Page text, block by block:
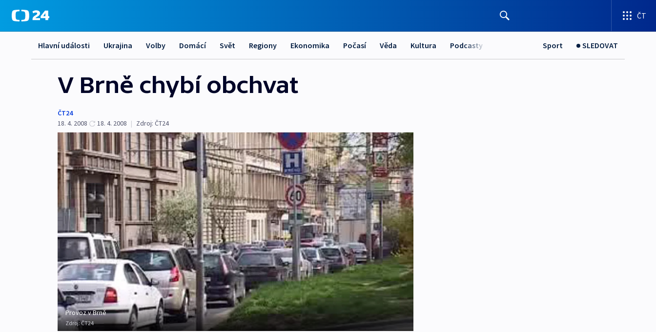
ČT
Hlavní události Ukrajina Volby Domácí Svět Regiony Ekonomika Počasí Věda Kultura Podcasty Sport SLEDOVAT
V Brně chybí obchvat
ČT24
18. 4. 2008
18. 4. 2008 | Zdroj: ČT24
Provoz v Brně
Zdroj:ČT24